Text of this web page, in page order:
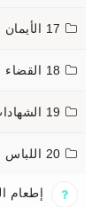
17 الأيمان
18 القضاء
19 الشهادات
20 اللباس والزينة
إطعام